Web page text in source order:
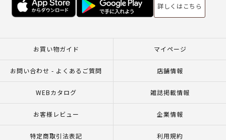
詳しくはこちら
お買い物ガイド マイページ
お問い合わせ - よくあるご質問 店舗情報
WEBカタログ 雑誌掲載情報
お客様レビュー 企業情報
特定商取引法表記 利用規約